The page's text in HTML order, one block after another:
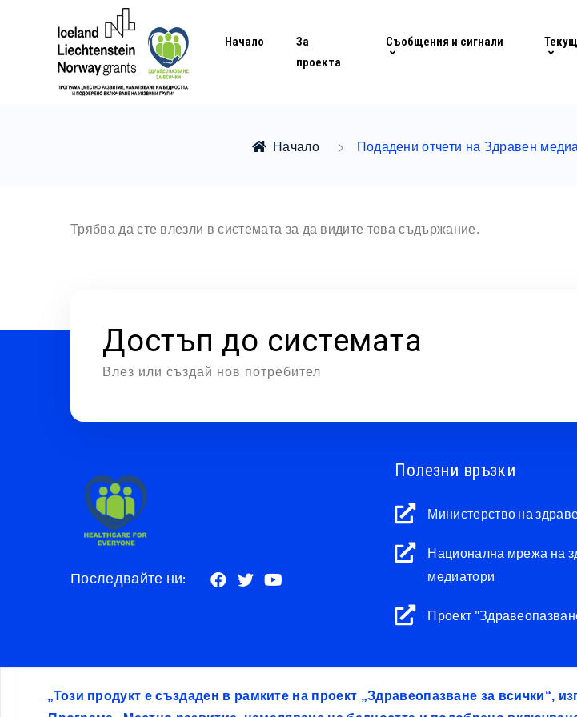
Начало
За
проекта
Съобщения и сигнали
Начало Подадени отчети на Здравен
Трябва да сте влезли в системата за да видите това съдържание.
Достъп до системата
Влез или създай нов потребител
Последвайте ни:
Полезни връзки
Министерство на
Национална мрежа на
медиатори
Проект
„Този продукт е създаден в рамките на проект „Здравеопазване за всички“,